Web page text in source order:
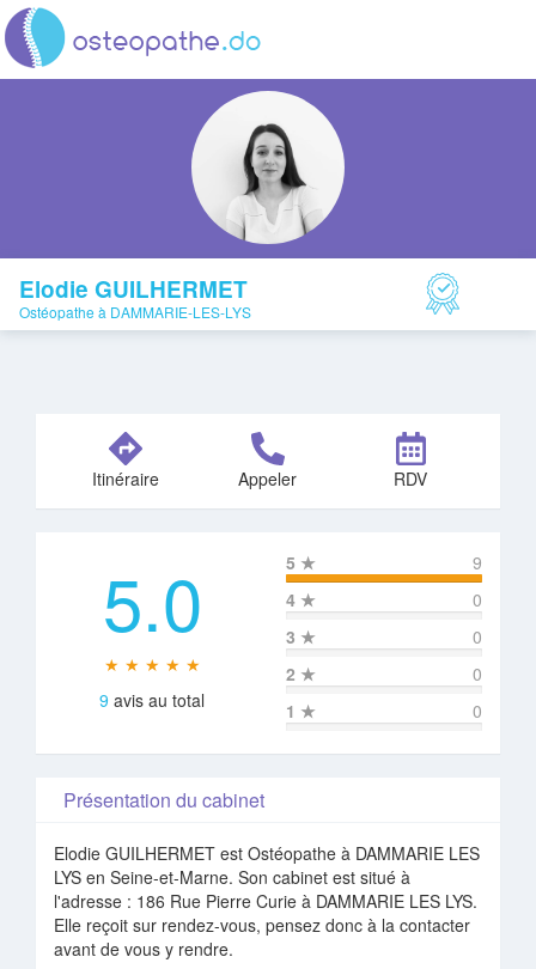
Elodie GUILHERMET
Ostéopathe à DAMMARIE-LES-LYS
Itinéraire Appeler RDV
5.0
★ ★ ★ ★ ★
9 avis au total
5 ★
9
4 ★
0
3 ★
0
2 ★
0
1 ★ 0
Présentation du cabinet
Elodie GUILHERMET est Ostéopathe à DAMMARIE LES
LYS en Seine-et-Marne. Son cabinet est situé à
l'adresse : 186 Rue Pierre Curie à DAMMARIE LES LYS.
Elle reçoit sur rendez-vous, pensez donc à la contacter
avant de vous y rendre.